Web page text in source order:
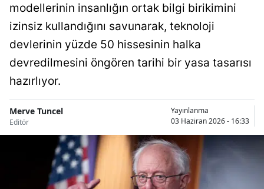
modellerinin insanlığın ortak bilgi birikimini
izinsiz kullandığını savunarak, teknoloji
devlerinin yüzde 50 hissesinin halka
devredilmesini öngören tarihi bir yasa tasarısı
hazırlıyor.
Merve Tuncel
Editör
Yayınlanma
03 Haziran 2026 - 16:33